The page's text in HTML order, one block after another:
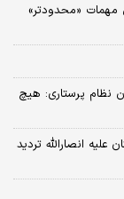
مهمات «محدودتر»
نظام پرستاری: هیچ
انصارالله تردید